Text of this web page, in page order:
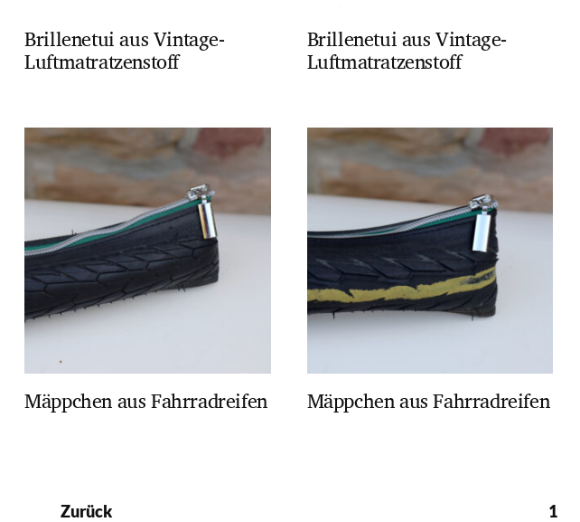
Brillenetui aus Vintage-
Luftmatratzenstoff
Brillenetui aus Vintage-
Luftmatratzenstoff
Mäppchen aus Fahrradreifen Mäppchen aus Fahrradreifen
Zurück 1